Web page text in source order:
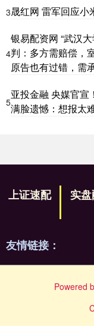
3晟红网 雷军回应小
4
银易配资网 “武汉
判：多方需赔偿，
原告也有过错，需
5
亚投金融 央媒官宣
满脸遗憾：想报太
上证速配 实
友情链接：
Powered